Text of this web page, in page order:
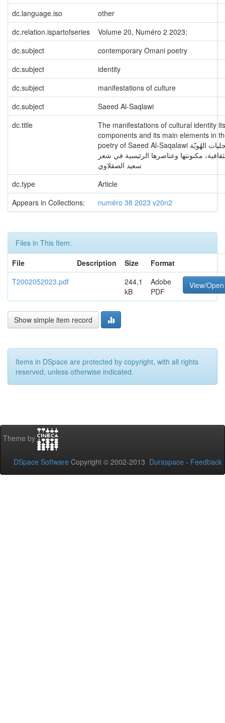
dc.language.iso
other
dc.relation.ispartofseries
Volume 20, Numéro 2 2023;
dc.subject
contemporary Omani poetry
dc.subject
identity
dc.subject
manifestations of culture
dc.subject
Saeed Al-Saqlawi
dc.title
The manifestations of cultural identity its
components and its main elements in
poetry of Saeed Al-Saqalawi تجلیات الهُویّة
مکنونتها وعناصرها الرئیسیة في شعر
سعید الصقلاوي
dc.type
Article
Appears in Collections:
numéro 38 2023 v20n2
Files in This Item:
File
Description Size
Format
T2002052023.pdf
244,1
kB
Adobe
PDF
View/Open
Show simple item record
Items in DSpace are protected by copyright, with all rights
reserved, unless otherwise indicated.
Theme by
DSpace Software Copyright © 2002-2013 Duraspace - Feedback